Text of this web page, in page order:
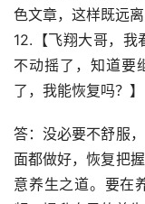
色文章，这样既远
12.【飞翔大哥，我
不动摇了，知道要
了，我能恢复吗？】
答：没必要不舒服
面都做好，恢复把
意养生之道。要在